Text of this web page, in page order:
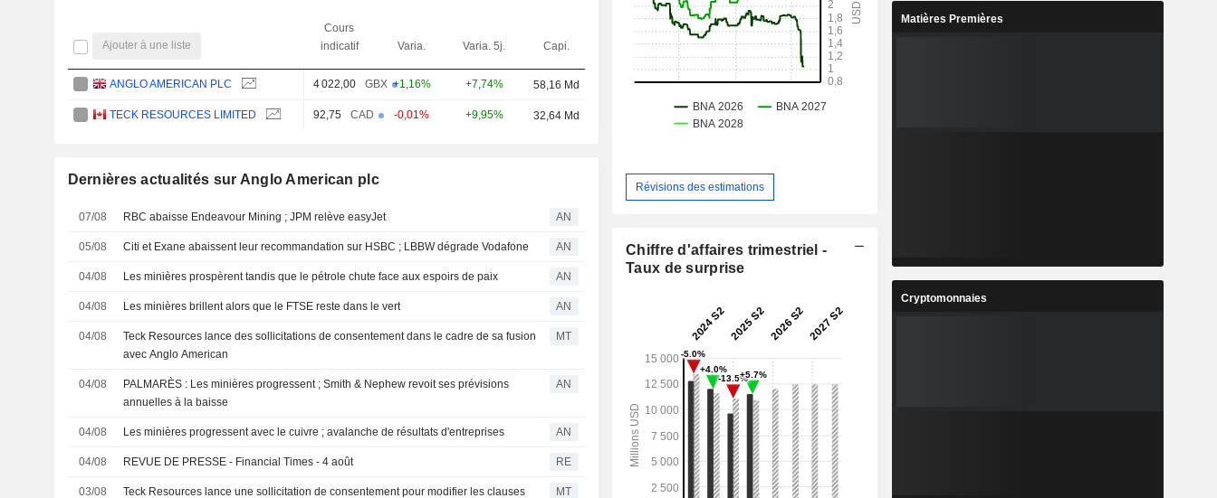
Ajouter à une liste
Cours
indicatif
Varia. Varia. 5j. Capi.
ANGLO AMERICAN PLC 4 022,00 GBX +1,16% +7,74% 58,16 Md
TECK RESOURCES LIMITED 92,75 CAD -0,01% +9,95% 32,64 Md
Dernières actualités sur Anglo American plc
07/08 RBC abaisse Endeavour Mining ; JPM relève easyJet AN
05/08 Citi et Exane abaissent leur recommandation sur HSBC ; LBBW dégrade Vodafone AN
04/08 Les minières prospèrent tandis que le pétrole chute face aux espoirs de paix AN
04/08 Les minières brillent alors que le FTSE reste dans le vert AN
04/08
Teck Resources lance des sollicitations de consentement dans le cadre de sa fusion
avec Anglo American
MT
04/08
PALMARÈS : Les minières progressent ; Smith & Nephew revoit ses prévisions
annuelles à la baisse
AN
04/08 Les minières progressent avec le cuivre ; avalanche de résultats d'entreprises AN
04/08 REVUE DE PRESSE - Financial Times - 4 août RE
03/08 Teck Resources lance une sollicitation de consentement pour modifier les clauses MT
Révisions des estimations
Chiffre d'affaires trimestriel -
Taux de surprise
Matières Premières
Cryptomonnaies